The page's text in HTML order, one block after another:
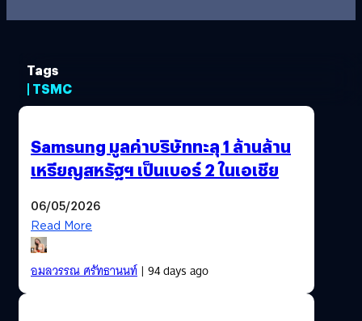
Tags
| TSMC
Samsung มูลค่าบริษัททะลุ 1 ล้านล้าน
เหรียญสหรัฐฯ เป็นเบอร์ 2 ในเอเชีย
06/05/2026
Read More
อมลวรรณ ศรัทธานนท์| 94 days ago